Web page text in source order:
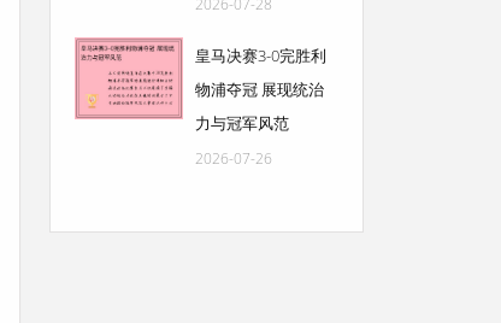
2026-07-28
皇马决赛3-0完胜利
物浦夺冠 展现统治
力与冠军风范
2026-07-26